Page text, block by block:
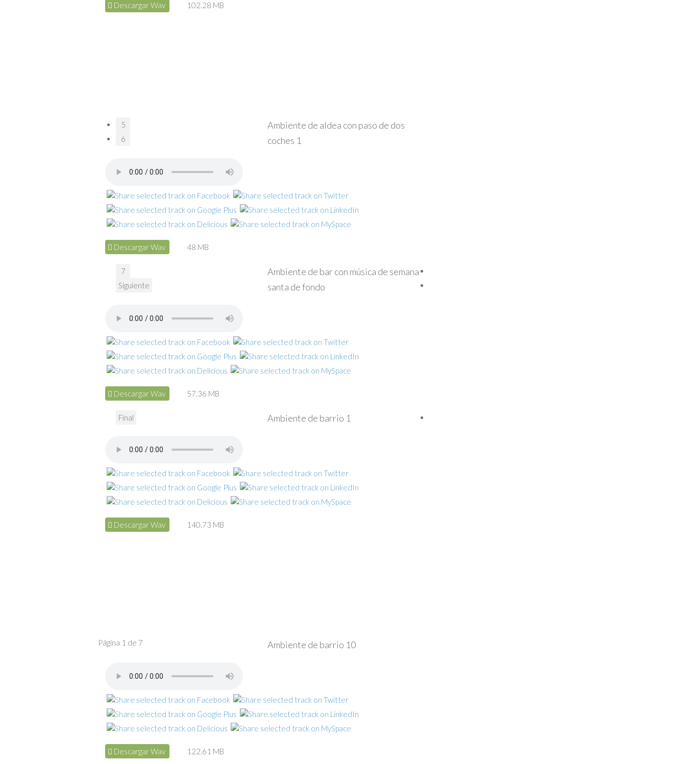
Descargar Wav 102.28 MB
Ambiente de aldea con paso de dos
coches 1
Descargar Wav 48 MB
Ambiente de bar con música de semana
santa de fondo
Descargar Wav 57.36 MB
Ambiente de barrio 1
Descargar Wav 140.73 MB
Ambiente de barrio 10
Descargar Wav 122.61 MB
5
6
7
Siguiente
Final
Página 1 de 7